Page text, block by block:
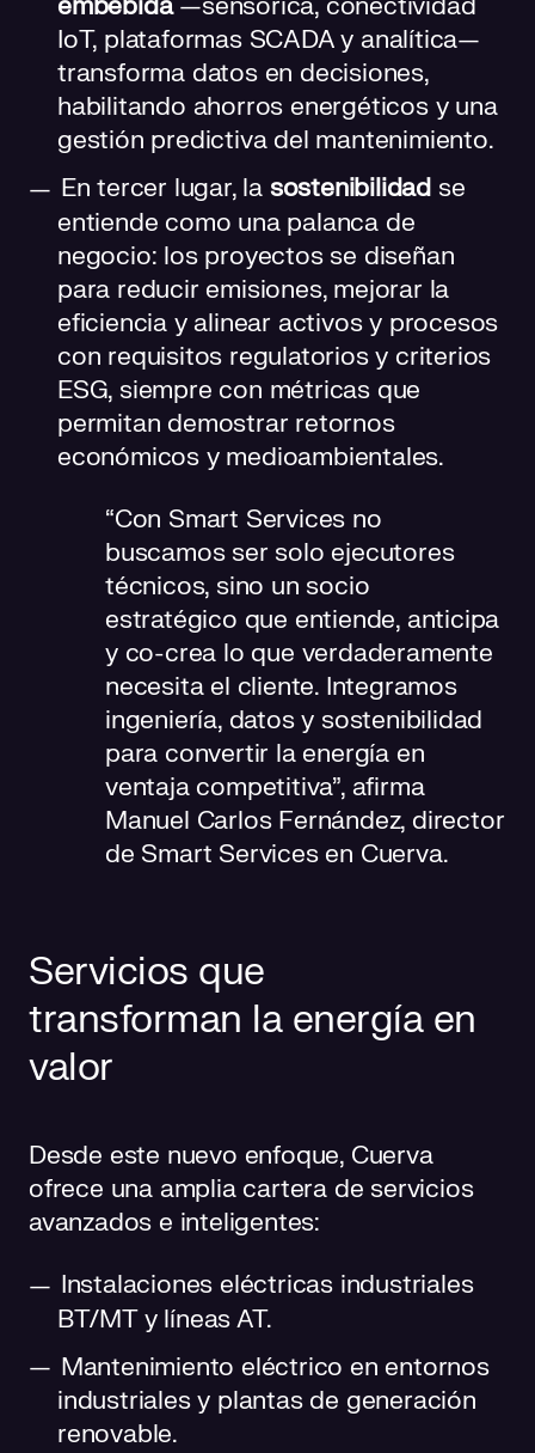
embebida—sensórica, conectividad
IoT, plataformas SCADA y analítica—
transforma datos en decisiones,
habilitando ahorros energéticos y una
gestión predictiva del mantenimiento.
En tercer lugar, la sostenibilidad se
entiende como una palanca de
negocio: los proyectos se diseñan
para reducir emisiones, mejorar la
eficiencia y alinear activos y procesos
con requisitos regulatorios y criterios
ESG, siempre con métricas que
permitan demostrar retornos
económicos y medioambientales.
“Con Smart Services no
buscamos ser solo ejecutores
técnicos, sino un socio
estratégico que entiende, anticipa
y co-crea lo que verdaderamente
necesita el cliente. Integramos
ingeniería, datos y sostenibilidad
para convertir la energía en
ventaja competitiva”, afirma
Manuel Carlos Fernández, director
de Smart Services en Cuerva.
Servicios que
transforman la energía en
valor
Desde este nuevo enfoque, Cuerva
ofrece una amplia cartera de servicios
avanzados e inteligentes:
Instalaciones eléctricas industriales
BT/MT y líneas AT.
Mantenimiento eléctrico en entornos
industriales y plantas de generación
renovable.